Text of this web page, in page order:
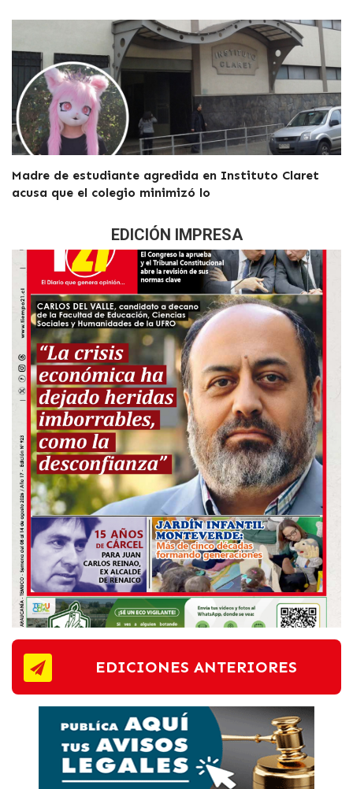
Madre de estudiante agredida en Instituto Claret
acusa que el colegio minimizó lo
EDICIÓN IMPRESA
EDICIONES ANTERIORES